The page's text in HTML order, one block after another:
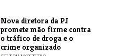
Nova diretora da PJ
promete mão firme contra
o tráfico de droga e o
crime organizado